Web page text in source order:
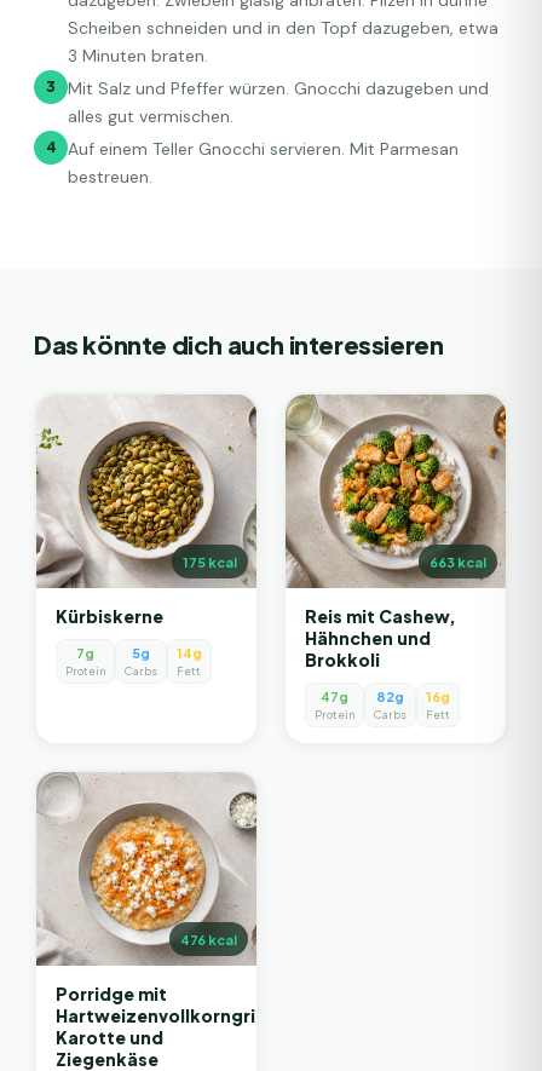
Scheiben schneiden und in den Topf dazugeben, etwa
3 Minuten braten.
3
Mit Salz und Pfeffer würzen. Gnocchi dazugeben und
alles gut vermischen.
4
Auf einem Teller Gnocchi servieren. Mit Parmesan
bestreuen.
Das könnte dich auch interessieren
175kcal
Kürbiskerne
7g
Protein
5g
Carbs
14g
Fett
663kcal
Reis mit Cashew,
Hähnchen und
Brokkoli
47g
Protein
82g
Carbs
16g
Fett
476kcal
Porridge mit
Hartweizenvollkorngrieß,
Karotte und
Ziegenkäse